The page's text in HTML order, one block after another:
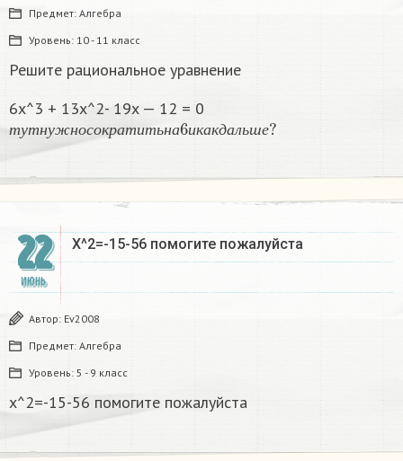
Предмет: Алгебра
Уровень: 10 - 11 класс
Решите рациональное уравнение
6x^3 + 13x^2- 19x — 12 = 0
т у т н у ж н о с о кр а т и т ьн а икак даль ше
тут ну ж носо кр атит а6 ик ак да ?
22
ИЮНЬ
X^2=-15-56 помогите пожалуйста
Автор: Ev2008
Предмет: Алгебра
Уровень: 5 - 9 класс
x^2=-15-56 помогите пожалуйста